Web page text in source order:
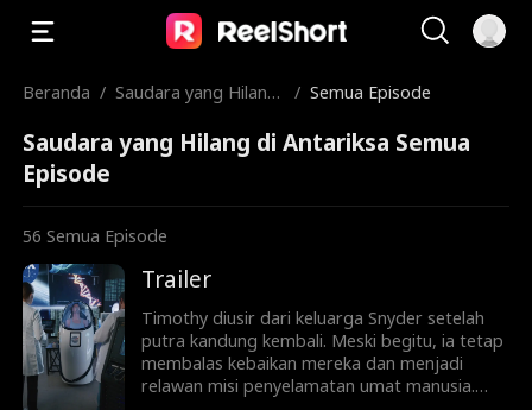
Beranda / Saudara yang Hilang
/ Semua Episode
Saudara yang Hilang di Antariksa Semua
Episode
56 Semua Episode
Trailer
Timothy diusir dari keluarga Snyder setelah
putra kandung kembali. Meski begitu, ia tetap
membalas kebaikan mereka dan menjadi
relawan misi penyelamatan umat manusia.